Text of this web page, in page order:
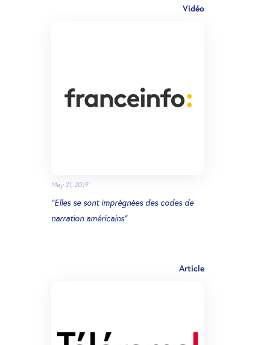
Vidéo
May 21, 2019
“Elles se sont imprégnées des codes de
narration américains”
Article